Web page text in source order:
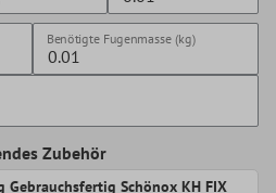
Benötigte Fugenmasse (kg)
Zubehör
Gebrauchsfertig Schönox KH FIX